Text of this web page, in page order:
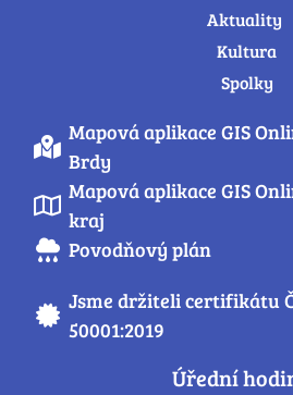
Aktuality
Kultura
Spolky
Mapová aplikace GIS
Brdy
Mapová aplikace GIS
kraj
Povodňový plán
Jsme držiteli certifikátu
50001:2019
Úřední